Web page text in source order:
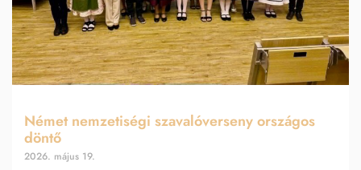
Német nemzetiségi szavalóverseny országos
döntő
2026. május 19.